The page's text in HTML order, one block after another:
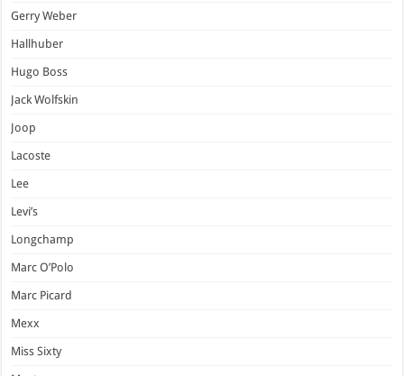
Gerry Weber
Hallhuber
Hugo Boss
Jack Wolfskin
Joop
Lacoste
Lee
Levi’s
Longchamp
Marc O’Polo
Marc Picard
Mexx
Miss Sixty